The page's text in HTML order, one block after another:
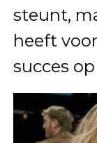
steunt,
heeft
succes